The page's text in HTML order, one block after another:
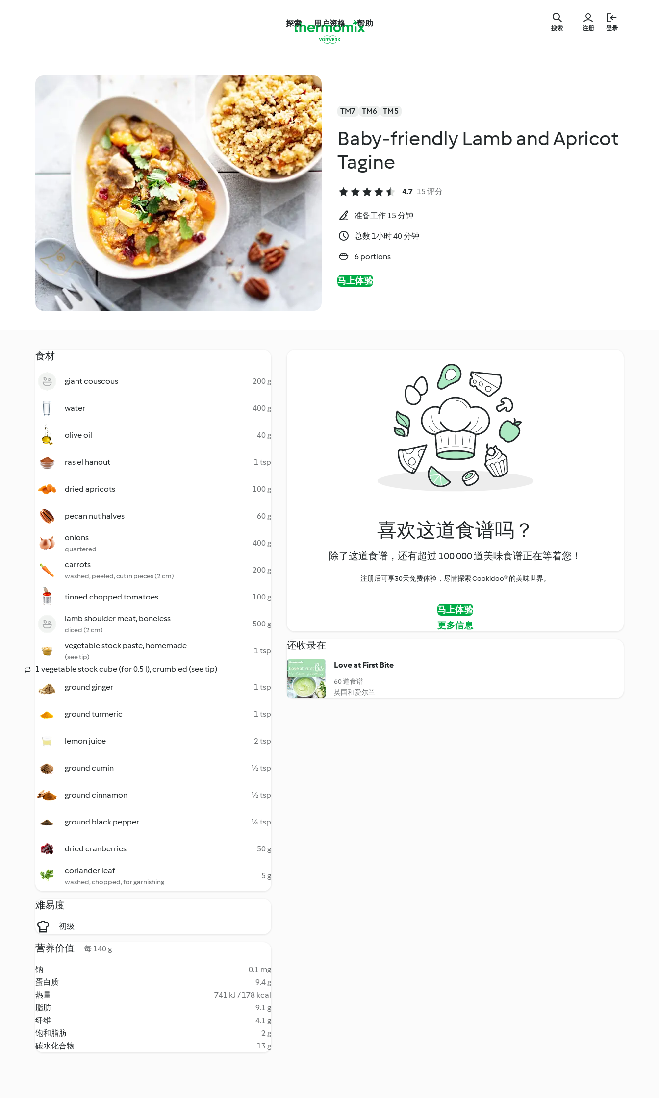
探索 用户资格 帮助
注册 登录
搜索
TM7 TM6 TM5
Baby-friendly Lamb and Apricot
Tagine
4.7 15 评分
准备工作 15 分钟
总数 1小时 40 分钟
6 portions
马上体验
食材
giant couscous 200 g
water 400 g
olive oil 40 g
ras el hanout 1 tsp
dried apricots 100 g
pecan nut halves 60 g
onions
quartered
400 g
carrots
washed, peeled, cut in pieces (2 cm)
200 g
tinned chopped tomatoes 100 g
lamb shoulder meat, boneless
diced (2 cm)
500 g
vegetable stock paste, homemade
(see tip)
1 tsp
1 vegetable stock cube (for 0.5 l), crumbled (see tip)
ground ginger
1 tsp
ground turmeric 1 tsp
lemon juice 2 tsp
ground cumin ½ tsp
ground cinnamon ½ tsp
ground black pepper ¼ tsp
dried cranberries 50 g
coriander leaf
washed, chopped, for garnishing
5 g
难易度
初级
营养价值 每 140 g
钠
0.1 mg
蛋白质
9.4 g
热量
741 kJ / 178 kcal
脂肪
9.1 g
纤维
4.1 g
饱和脂肪
2 g
碳水化合物
13 g
喜欢这道食谱吗？
除了这道食谱，还有超过 100 000 道美味食谱正在等着您！
注册后可享30天免费体验，尽情探索 Cookidoo® 的美味世界。
马上体验
更多信息
还收录在
Love at First Bite
60 道食谱
英国和爱尔兰